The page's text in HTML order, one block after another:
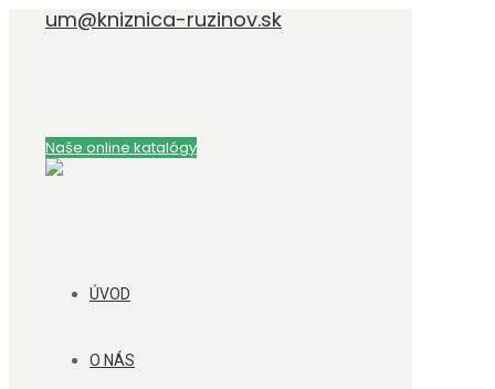
um@kniznica-ruzinov.sk
Naše online katalógy
ÚVOD
O NÁS